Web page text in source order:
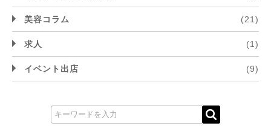
美容コラム (21)
求人 (1)
イベント出店 (9)